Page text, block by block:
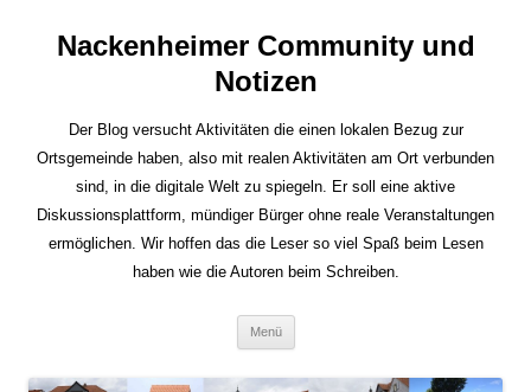
Nackenheimer Community und
Notizen
Der Blog versucht Aktivitäten die einen lokalen Bezug zur
Ortsgemeinde haben, also mit realen Aktivitäten am Ort verbunden
sind, in die digitale Welt zu spiegeln. Er soll eine aktive
Diskussionsplattform, mündiger Bürger ohne reale Veranstaltungen
ermöglichen. Wir hoffen das die Leser so viel Spaß beim Lesen
haben wie die Autoren beim Schreiben.
Menü